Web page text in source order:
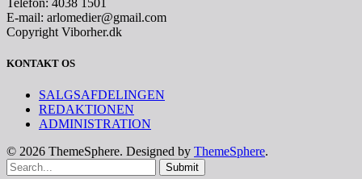
E-mail: arlomedier@gmail.com
Copyright Viborher.dk
KONTAKT OS
SALGSAFDELINGEN
REDAKTIONEN
ADMINISTRATION
© 2026 ThemeSphere. Designed by ThemeSphere.
Submit